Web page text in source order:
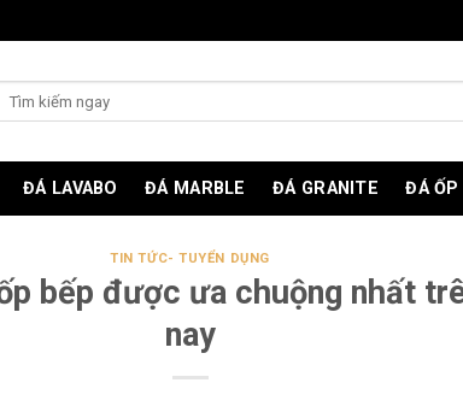
ĐÁ LAVABO ĐÁ MARBLE ĐÁ GRANITE ĐÁ ỐP
TIN TỨC- TUYỂN DỤNG
bếp được ưa chuộng nhất
nay